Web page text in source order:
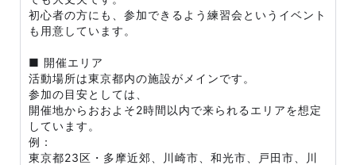
初心者の方にも、参加できるよう練習会というイベント
も用意しています。
■ 開催エリア
活動場所は東京都内の施設がメインです。
参加の目安としては、
開催地からおおよそ2時間以内で来られるエリアを想定
しています。
例：
東京都23区・多摩近郊、川崎市、和光市、戸田市、川